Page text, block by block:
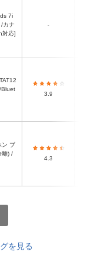
カナ
対応]
-
Bluet
3.9
離) /
4.3
を見る